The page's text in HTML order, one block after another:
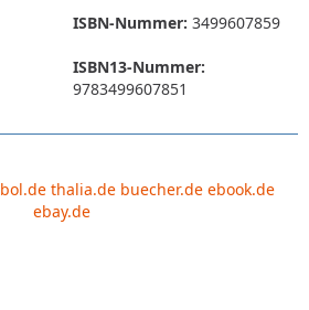
ISBN-Nummer: 3499607859
ISBN13-Nummer:
9783499607851
bol.de thalia.de buecher.de ebook.de
ebay.de